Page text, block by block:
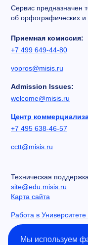
Сервис предназначен
об орфографических и
Приемная комиссия:
+7 499 649-44-80
vopros@misis.ru
Admission Issues:
welcome@misis.ru
Центр
+7 495 638-46-57
cctt@misis.ru
Техническая
site@edu.misis.ru
Карта сайта
Работа в
Сведения об
Мы используем